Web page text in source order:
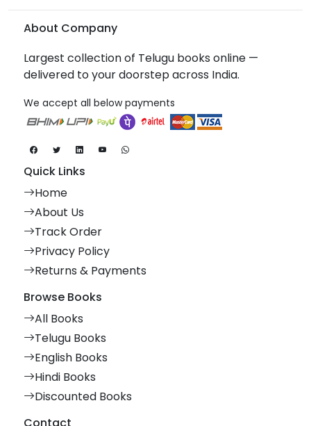
About Company
Largest collection of Telugu books online —
delivered to your doorstep across India.
We accept all below payments
Quick Links
Home
About Us
Track Order
Privacy Policy
Returns & Payments
Browse Books
All Books
Telugu Books
English Books
Hindi Books
Discounted Books
Contact